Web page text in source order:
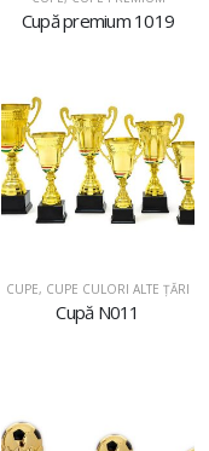
Cupă premium 1019
CUPE, CUPE CULORI ALTE ȚĂRI
Cupă N011